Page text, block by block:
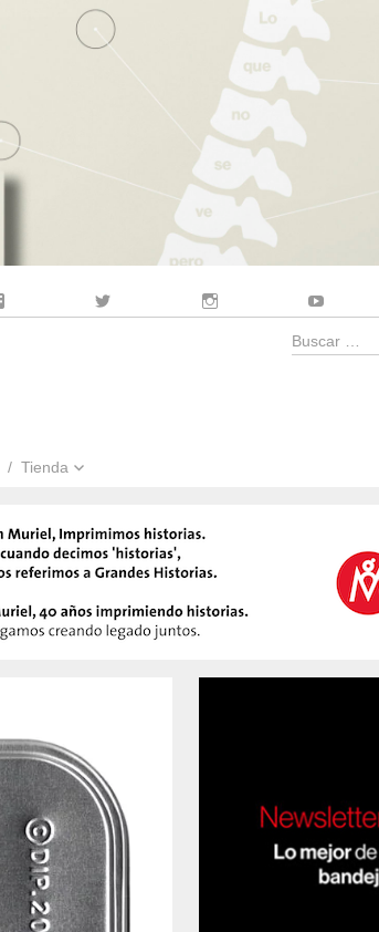
Tienda
Buscar